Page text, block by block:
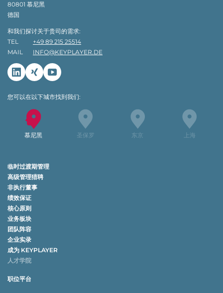
80801 慕尼黑
德国
和我们探讨关于贵司的需求:
TEL
+49 89 215 25514
MAIL
INFO@KEYPLAYER.DE
Linkedin
Xing Youtube
您可以在以下城市找到我们:
慕尼黑 圣保罗 东京 上海
临时过渡期管理
高级管理猎聘
非执行董事
绩效保证
核心原则
业务板块
团队阵容
企业实录
成为 KEYPLAYER
人才学院
职位平台